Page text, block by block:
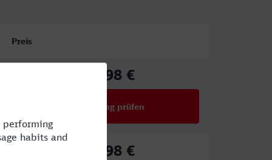
Preis
71,98 €
Verbindung prüfen
78,98 €